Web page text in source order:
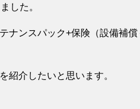
した。
ンスパック+保険（設備補償
紹介したいと思います。